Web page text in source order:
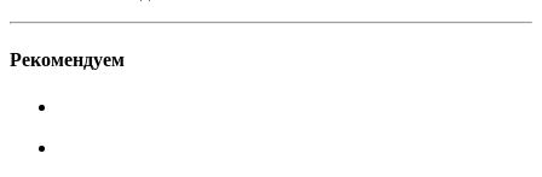
Рекомендуем